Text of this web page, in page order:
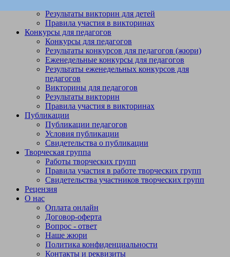
Результаты викторин для детей
Правила участия в викторинах
Конкурсы для педагогов
Конкурсы для педагогов
Результаты конкурсов для педагогов (жюри)
Еженедельные конкурсы для педагогов
Результаты еженедельных конкурсов для
педагогов
Викторины для педагогов
Результаты викторин
Правила участия в викторинах
Публикации
Публикации педагогов
Условия публикации
Свидетельства о публикации
Творческая группа
Работы творческих групп
Правила участия в работе творческих групп
Свидетельства участников творческих групп
Рецензия
О нас
Оплата онлайн
Договор-оферта
Вопрос - ответ
Наше жюри
Политика конфиденциальности
Контакты и реквизиты